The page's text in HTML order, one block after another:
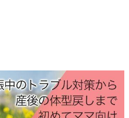
あり、現在と異なる場合が
ポーツカー購入」「夜逃